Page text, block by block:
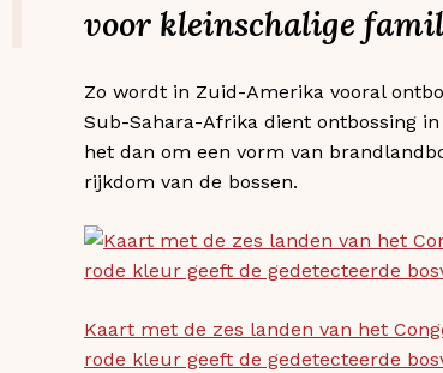
voor kleinschalige
Zo wordt in Zuid-Amerika vooral
Sub-Sahara-Afrika dient ontbossing
het dan om een vorm van
rijkdom van de bossen.
Kaart met de zes landen van het
rode kleur geeft de gedetecteerde